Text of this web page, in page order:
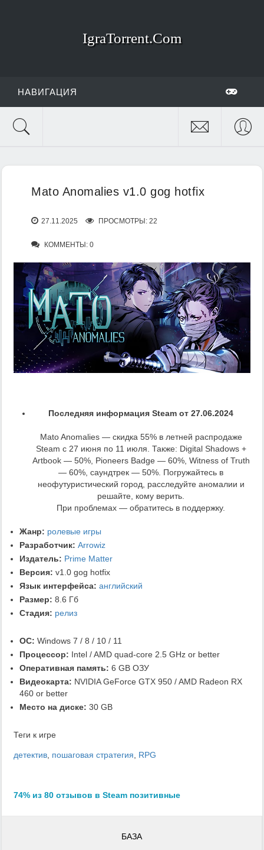
IgraTorrent.Com
НАВИГАЦИЯ
Mato Anomalies v1.0 gog hotfix
27.11.2025 ПРОСМОТРЫ: 22
КОММЕНТЫ: 0
Последняя информация Steam от 27.06.2024
Mato Anomalies — скидка 55% в летней распродаже
Steam с 27 июня по 11 июля. Также: Digital Shadows +
Artbook — 50%, Pioneers Badge — 60%, Witness of Truth
— 60%, саундтрек — 50%. Погружайтесь в
неофутуристический город, расследуйте аномалии и
решайте, кому верить.
При проблемах — обратитесь в поддержку.
Жанр: ролевые игры
Разработчик: Arrowiz
Издатель: Prime Matter
Версия: v1.0 gog hotfix
Язык интерфейса: английский
Размер: 8.6 Гб
Стадия: релиз
ОС: Windows 7 / 8 / 10 / 11
Процессор: Intel / AMD quad-core 2.5 GHz or better
Оперативная память: 6 GB ОЗУ
Видеокарта: NVIDIA GeForce GTX 950 / AMD Radeon RX
460 or better
Место на диске: 30 GB
Теги к игре
детектив, пошаговая стратегия, RPG
74% из 80 отзывов в Steam позитивные
БАЗА